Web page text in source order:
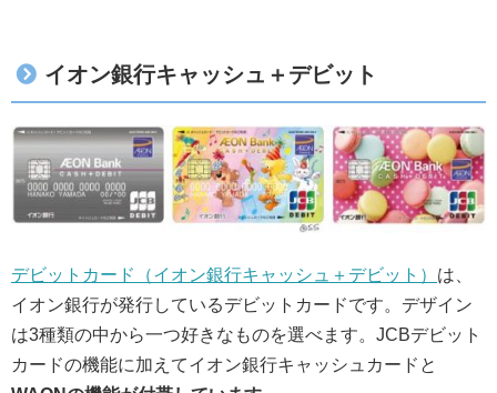
イオン銀行キャッシュ＋デビット
デビットカード（イオン銀行キャッシュ＋デビット） は、
イオン銀行が発行しているデビットカードです。デザイン
は3種類の中から一つ好きなものを選べます。JCBデビット
カードの機能に加えてイオン銀行キャッシュカードと